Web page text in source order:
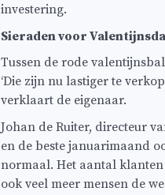
investering.
Sieraden voor
Tussen de rode
‘Die zijn nu lastiger te
verklaart de eigenaar.
Johan de Ruiter, directeur
en de beste januarimaand
normaal. Het aantal
ook veel meer mensen de